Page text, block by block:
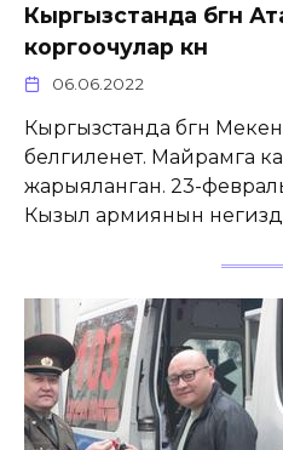
Кыргызстанда бүгүн
коргоочулар күнү
06.06.2022
Кыргызстанда бүгүн
белгиленет. Майрамга
жарыяланган. 23-
Кызыл армиянын